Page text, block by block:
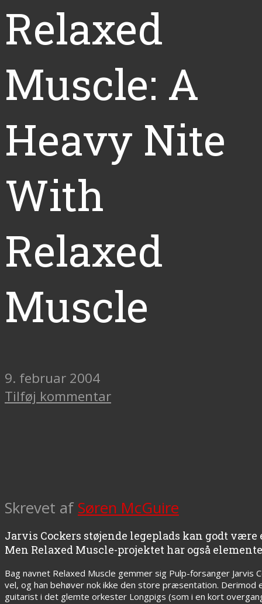
Relaxed
Muscle: A
Heavy Nite
With
Relaxed
Muscle
9. februar 2004
Tilføj kommentar
Skrevet af Søren McGuire
Jarvis Cockers støjende legeplads kan godt
Men Relaxed Muscle-projektet har også
Bag navnet Relaxed Muscle gemmer sig Pulp-forsanger Jarvis
vel, og han behøver nok ikke den store præsentation. Derimod
guitarist i det glemte orkester Longpigs (som i en kort